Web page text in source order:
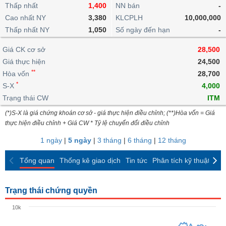
lỗ
dịch
nội
Niên
giám
Tài
liệu
cổ
Định
giá
ngoài
doanh
Top
cổ
phiếu
ngành
giao
dịch
dịch
Chứng
quyền
quan
Thống
giao
dịch
Thống
giao
dịch
Tin
tức
Phân
tích
kỹ
thuật
trực
tuyến
Bộ
lọc
cổ
So
sánh
Báo
cáo
Vĩ
mô
lai
Chứng
quyền
Trái
phiếu
IR
Awards
tạo
Dịch
vụ
Thấp nhất
1,400
Cao nhất NY
3,380
Thấp nhất NY
1,050
NN bán
-
KLCPLH
10,000,000
Số ngày đến hạn
-
Giá CK cơ sở
28,500
Giá thực hiện
24,500
Hòa vốn **
28,700
S-X *
4,000
Trạng thái CW
ITM
(*)S-X là giá chứng khoán cơ sở - giá thực hiện điều chỉnh; (**)Hòa vốn = Giá
thực hiện điều chỉnh + Giá CW * Tỷ lệ chuyển đổi điều chỉnh
1 ngày| 5 ngày| 3 tháng | 6 tháng | 12 tháng
Tổng quan Thống kê giao dịch Tin tức Phân tích kỹ thuật
Trạng thái chứng quyền
10k
BẤT
ĐỘNG
SẢN
TÀI
CHÍNH
HÀNG
KINH